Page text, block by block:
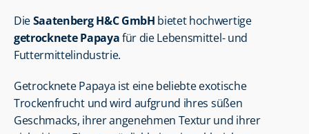
Die Saatenberg H&C GmbH
bietet hochwertige
getrocknete Papaya für die Lebensmittel- und
Futtermittelindustrie.
Getrocknete Papaya ist eine beliebte exotische
Trockenfrucht und wird aufgrund ihres süßen
Geschmacks, ihrer angenehmen Textur und ihrer